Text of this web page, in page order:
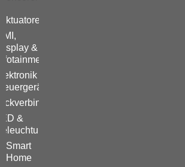
&
&
&
Smart
Home